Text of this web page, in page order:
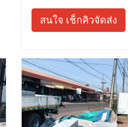
สนใจ เช็กคิวจัดส่ง